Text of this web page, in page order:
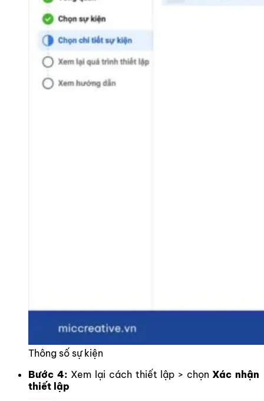
Thông số sự kiện
Bước 4: Xem lại cách thiết lập > chọn Xác nhận
thiết lập